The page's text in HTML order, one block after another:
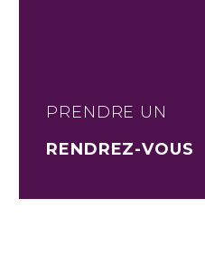
PRENDRE UN
RENDREZ-VOUS